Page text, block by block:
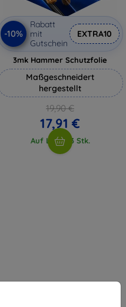
-10%
Rabatt
mit
Gutschein
EXTRA10
3mk Hammer Schutzfolie
Maßgeschneidert
hergestellt
19,90 €
17,91 €
Auf Lager 3 Stk.